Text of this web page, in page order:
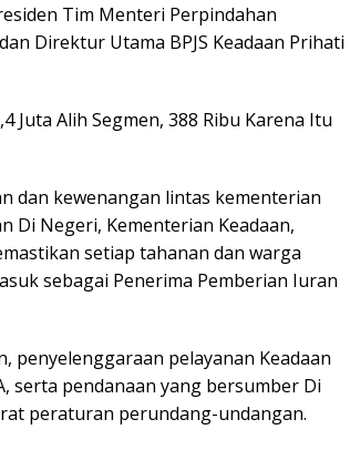
Tim Menteri Perpindahan
Direktur Utama BPJS Keadaan Prihati
Juta Alih Segmen, 388 Ribu Karena Itu
dan kewenangan lintas kementerian
Di Negeri, Kementerian Keadaan,
setiap tahanan dan warga
sebagai Penerima Pemberian Iuran
penyelenggaraan pelayanan Keadaan
serta pendanaan yang bersumber Di
peraturan perundang-undangan.